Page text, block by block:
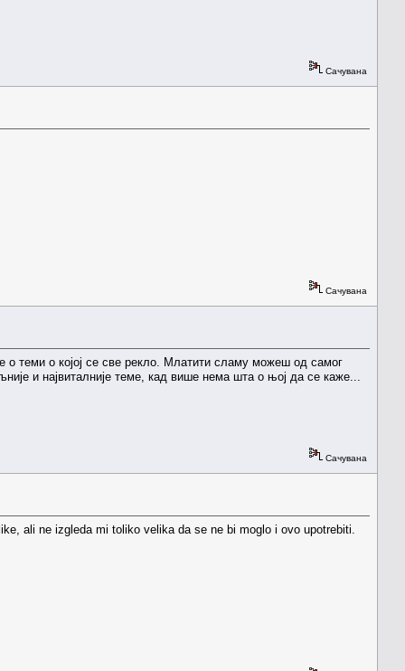
Сачувана
Сачувана
теми о којој се све рекло. Млатити сламу можеш од самог
и највиталније теме, кад више нема шта о њој да се каже...
Сачувана
ali ne izgleda mi toliko velika da se ne bi moglo i ovo upotrebiti.